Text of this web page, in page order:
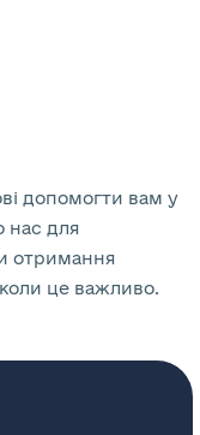
допомогти вам у
нас для
отримання
це важливо.